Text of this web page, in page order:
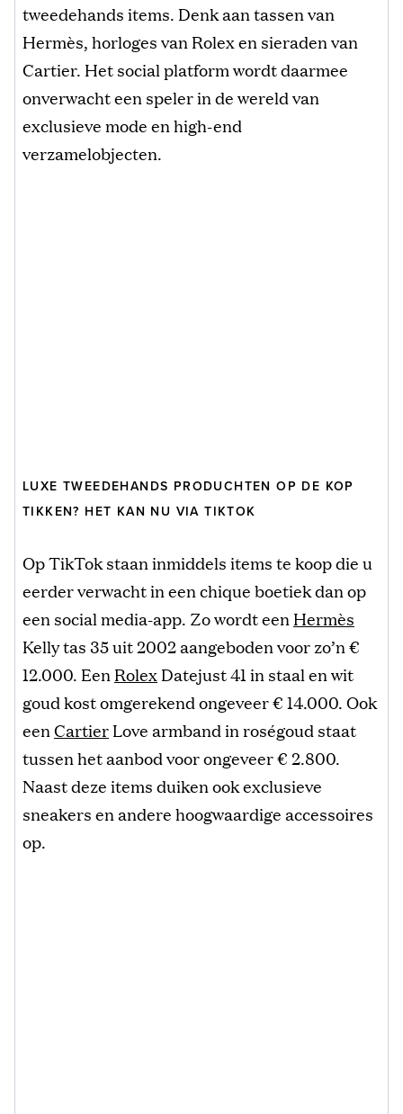
tweedehands items. Denk aan tassen van
Hermès, horloges van Rolex en sieraden van
Cartier. Het social platform wordt daarmee
onverwacht een speler in de wereld van
exclusieve mode en high-end
verzamelobjecten.
LUXE TWEEDEHANDS PRODUCHTEN OP DE KOP
TIKKEN? HET KAN NU VIA TIKTOK
Op TikTok staan inmiddels items te koop die u
eerder verwacht in een chique boetiek dan op
een social media-app. Zo wordt een Hermès
Kelly tas 35 uit 2002 aangeboden voor zo’n €
12.000. Een RolexDatejust 41 in staal en wit
goud kost omgerekend ongeveer € 14.000. Ook
eenCartierLove armband in roségoud staat
tussen het aanbod voor ongeveer € 2.800.
Naast deze items duiken ook exclusieve
sneakers en andere hoogwaardige accessoires
op.